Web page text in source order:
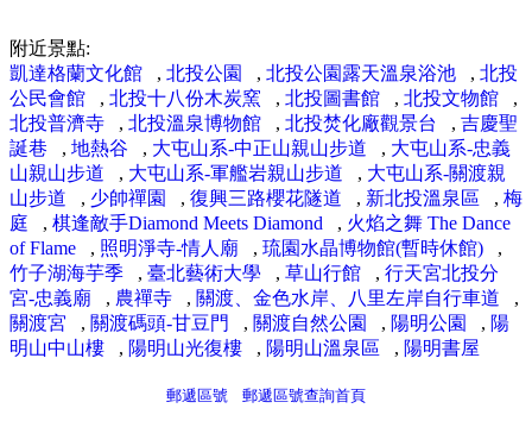
附近景點:
凱達格蘭文化館 , 北投公園 , 北投公園露天溫泉浴池 , 北投
公民會館 , 北投十八份木炭窯 , 北投圖書館 , 北投文物館 ,
北投普濟寺 , 北投溫泉博物館 , 北投焚化廠觀景台 , 吉慶聖
誕巷 , 地熱谷 , 大屯山系-中正山親山步道 , 大屯山系-忠義
山親山步道 , 大屯山系-軍艦岩親山步道 , 大屯山系-關渡親
山步道 , 少帥禪園 , 復興三路櫻花隧道 , 新北投溫泉區 , 梅
庭 , 棋逢敵手Diamond Meets Diamond , 火焰之舞 The Dance
of Flame , 照明淨寺-情人廟 , 琉園水晶博物館(暫時休館) ,
竹子湖海芋季 , 臺北藝術大學 , 草山行館 , 行天宮北投分
宮-忠義廟 , 農禪寺 , 關渡、金色水岸、八里左岸自行車道 ,
關渡宮 , 關渡碼頭-甘豆門 , 關渡自然公園 , 陽明公園 , 陽
明山中山樓 , 陽明山光復樓 , 陽明山溫泉區 , 陽明書屋
郵遞區號 郵遞區號查詢首頁